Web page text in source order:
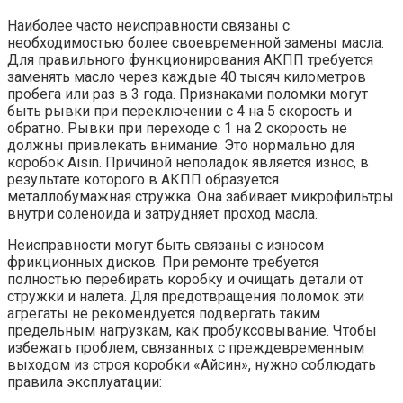
Наиболее часто неисправности связаны с
необходимостью более своевременной замены масла.
Для правильного функционирования АКПП требуется
заменять масло через каждые 40 тысяч километров
пробега или раз в 3 года. Признаками поломки могут
быть рывки при переключении с 4 на 5 скорость и
обратно. Рывки при переходе с 1 на 2 скорость не
должны привлекать внимание. Это нормально для
коробок Aisin. Причиной неполадок является износ, в
результате которого в АКПП образуется
металлобумажная стружка. Она забивает микрофильтры
внутри соленоида и затрудняет проход масла.
Неисправности могут быть связаны с износом
фрикционных дисков. При ремонте требуется
полностью перебирать коробку и очищать детали от
стружки и налёта. Для предотвращения поломок эти
агрегаты не рекомендуется подвергать таким
предельным нагрузкам, как пробуксовывание. Чтобы
избежать проблем, связанных с преждевременным
выходом из строя коробки «Айсин», нужно соблюдать
правила эксплуатации: